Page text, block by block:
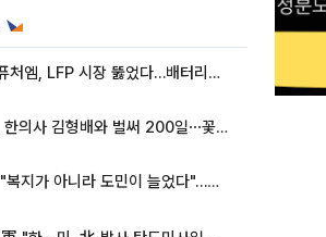
포스코퓨처엠, LFP 시장 뚫었다…배터리사와 대규모 장기 공급 합의
아옳이, 한의사 김형배와 벌써 200일⋯꽃다발 들고 "프러포즈 아냐"
추미애 "복지가 아니라 도민이 늘었다"…재정난 책임론 정면돌파